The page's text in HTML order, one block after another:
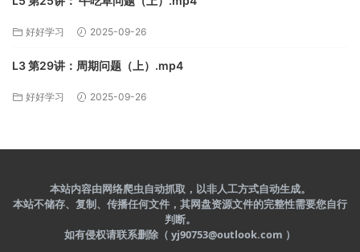
好好学习 2025-09-26
L3 第29讲：周期问题（上）.mp4
好好学习 2025-09-26
本站内容由网络爬虫自动抓取，以非人工方式自动生成。
本站不储存、复制、传播任何文件，其网盘资源文件的完整性需要您自行
判断。
如有侵权请联系删除（ yj90753@outlook.com ）